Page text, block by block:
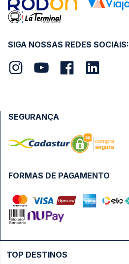
SIGA NOSSAS REDES SOCIAIS:
FORMAS DE PAGAMENTO
SEGURANÇA
TOP DESTINOS